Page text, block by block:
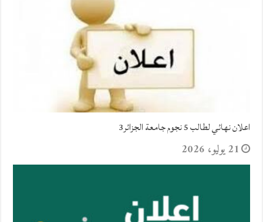
اعلان نهائي لطالب 5 نجوم جامعة الجزائر3
21 يوليو، 2026